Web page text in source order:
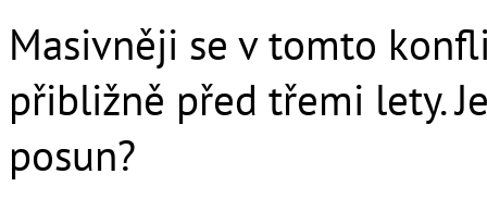
Masivněji se v tomto
přibližně před třemi lety.
posun?